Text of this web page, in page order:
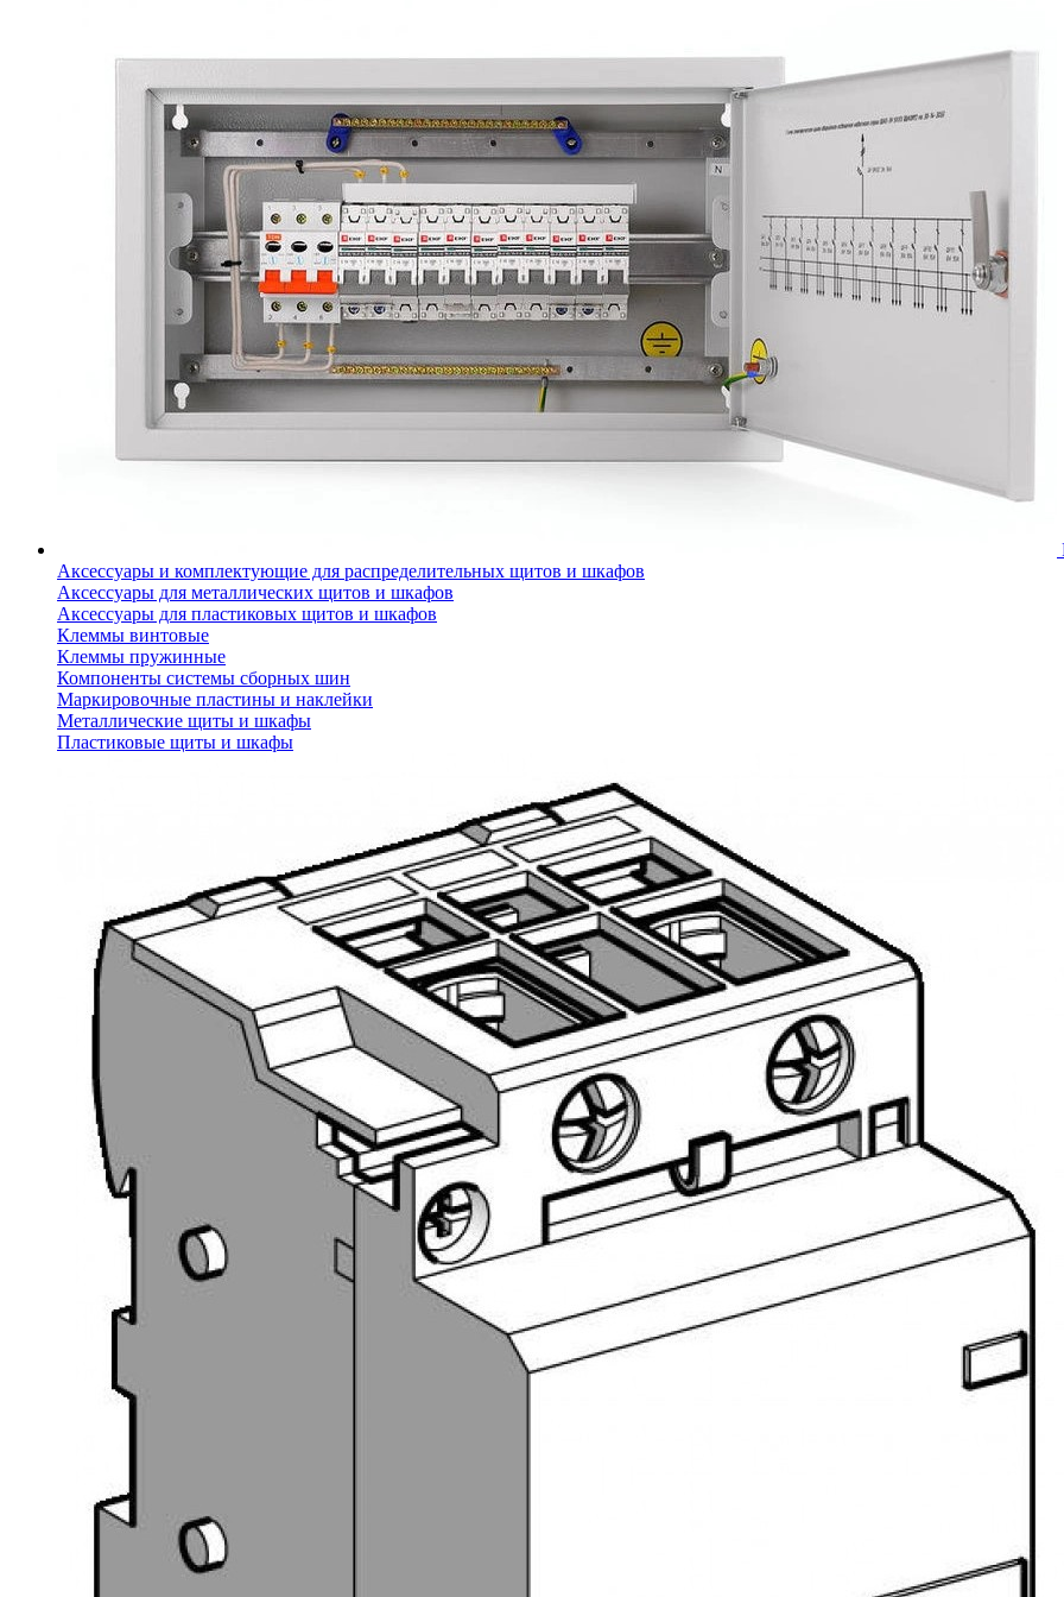
Аксессуары и комплектующие для распределительных щитов и шкафов
Аксессуары для металлических щитов и шкафов
Аксессуары для пластиковых щитов и шкафов
Клеммы винтовые
Клеммы пружинные
Компоненты системы сборных шин
Маркировочные пластины и наклейки
Металлические щиты и шкафы
Пластиковые щиты и шкафы